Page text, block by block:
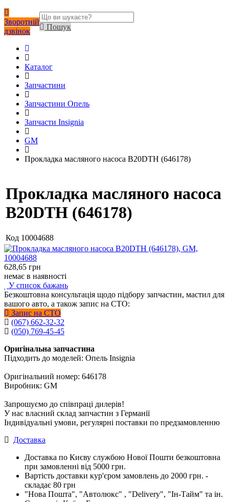
Зворотній
дзвінок
Пошук
Каталог
Запчастини
Запчастини Опель
Запчасти Insignia
GM
Прокладка масляного насоса B20DTH (646178)
Прокладка масляного насоса
B20DTH (646178)
Код 10004688
628,65 грн
немає в наявності
У список бажань
Безкоштовна консультація щодо підбору запчастин, мастил для
вашого авто, а також запис на СТО:
Запис на СТО
(067) 662-32-32
(050) 769-45-45
Оригінальна запчастина
Підходить до моделей: Опель Insignia
Оригінальний номер: 646178
Виробник: GM
Запрошуємо до співпраці дилерів!
У нас власний склад запчастин з Германії
Індивідуальні умови, регулярні поставки по предзамовленню
Доставка
Доставка по Києву службою Нової Пошти безкоштовна
при замовленні від 5000 грн.
Вартість доставки кур'єром замовлень до 2000 грн. -
складає 80 грн
"Нова Пошта", "Автолюкс" , "Delivery", "Iн-Тайм" та ін.